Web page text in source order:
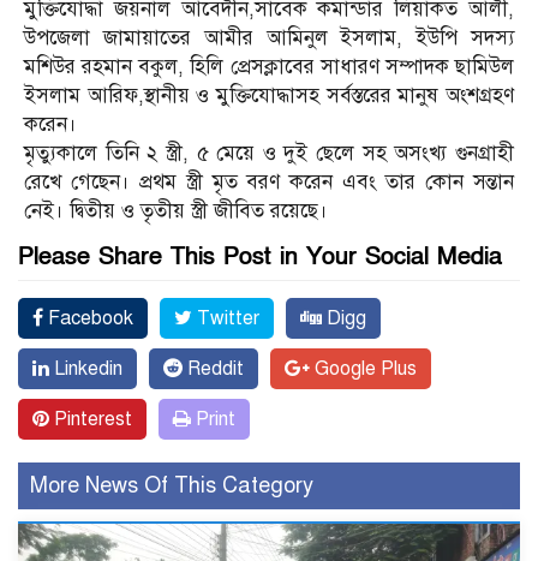
মুক্তিযোদ্ধা জয়নাল আবেদীন,সাবেক কমান্ডার লিয়াকত আলী,
উপজেলা জামায়াতের আমীর আমিনুল ইসলাম, ইউপি সদস্য
মশিউর রহমান বকুল, হিলি প্রেসক্লাবের সাধারণ সম্পাদক ছামিউল
ইসলাম আরিফ,স্থানীয় ও মুক্তিযোদ্ধাসহ সর্বস্তরের মানুষ অংশগ্রহণ
করেন।
মৃত্যুকালে তিনি ২ স্ত্রী, ৫ মেয়ে ও দুই ছেলে সহ অসংখ্য গুনগ্রাহী
রেখে গেছেন। প্রথম স্ত্রী মৃত বরণ করেন এবং তার কোন সন্তান
নেই। দ্বিতীয় ও তৃতীয় স্ত্রী জীবিত রয়েছে।
Please Share This Post in Your Social Media
Facebook Twitter Digg
Linkedin Reddit Google Plus
Pinterest Print
More News Of This Category